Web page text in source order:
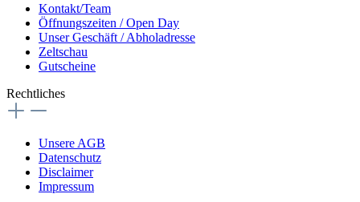
Kontakt/Team
Öffnungszeiten / Open Day
Unser Geschäft / Abholadresse
Zeltschau
Gutscheine
Rechtliches
Unsere AGB
Datenschutz
Disclaimer
Impressum